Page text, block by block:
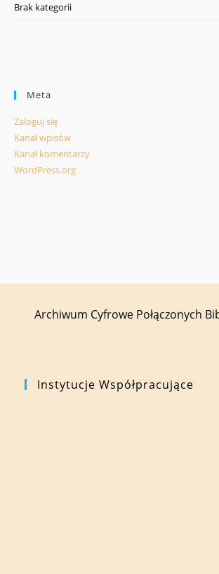
Brak kategorii
Meta
Zaloguj się
Kanał wpisów
Kanał komentarzy
WordPress.org
Archiwum Cyfrowe Połączonych
Instytucje Współpracujące